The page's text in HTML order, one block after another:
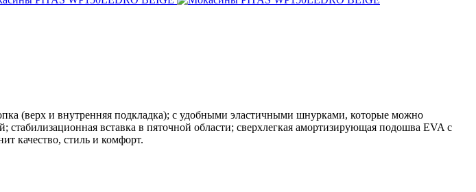
(верх и внутренняя подкладка); с удобными эластичными шнурками, которые можно
вставка в пяточной области; сверхлегкая амортизирующая подошва EVA с
качество, стиль и комфорт.